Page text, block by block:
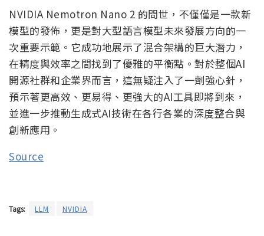
NVIDIA Nemotron Nano 2 的問世，不僅僅是一款新
模型的發佈，更是對大型語言模型未來發展方向的一
次重要示範。它成功地展示了混合架構的巨大潛力，
在精度與效率之間找到了優雅的平衡點。對於整個AI
開源社群和企業界而言，這無疑注入了一劑強心針，
預示著更高效、更易得、更強大的AI工具即將到來，
並進一步推動生成式AI技術在各行各業的深度整合與
創新應用。
Source
Tags: LLM NVIDIA